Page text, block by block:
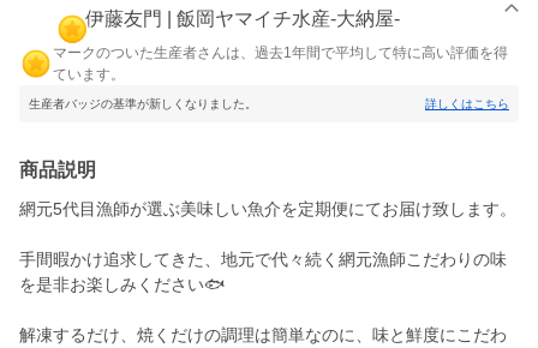
伊藤友門 | 飯岡ヤマイチ水産-大納屋-
マークのついた生産者さんは、過去1年間で平均して特に高い評価を得
ています。
生産者バッジの基準が新しくなりました。 詳しくはこちら
商品説明
網元5代目漁師が選ぶ美味しい魚介を定期便にてお届け致します。
手間暇かけ追求してきた、地元で代々続く網元漁師こだわりの味
を是非お楽しみください🐟
解凍するだけ、焼くだけの調理は簡単なのに、味と鮮度にこだわ